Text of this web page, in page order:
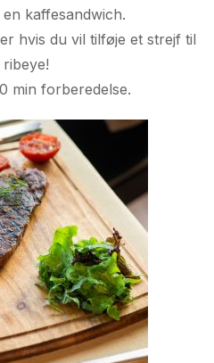
kaffesandwich.
hvis du vil tilføje et strejf til
ribeye!
min forberedelse.